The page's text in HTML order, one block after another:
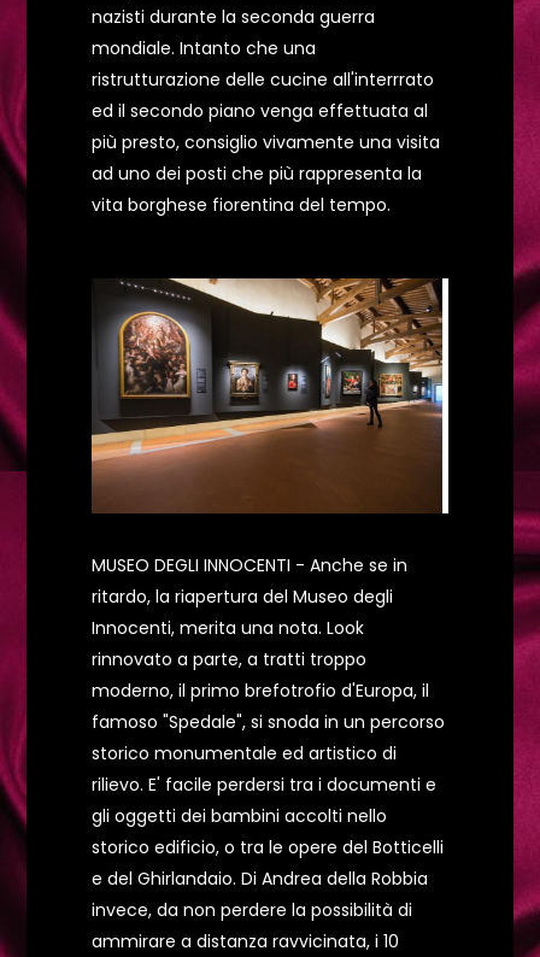
nazisti durante la seconda guerra
mondiale. Intanto che una
ristrutturazione delle cucine all'interrrato
ed il secondo piano venga effettuata al
più presto, consiglio vivamente una visita
ad uno dei posti che più rappresenta la
vita borghese fiorentina del tempo.
MUSEO DEGLI INNOCENTI - Anche se in
ritardo, la riapertura del Museo degli
Innocenti, merita una nota. Look
rinnovato a parte, a tratti troppo
moderno, il primo brefotrofio d'Europa, il
famoso "Spedale", si snoda in un percorso
storico monumentale ed artistico di
rilievo. E' facile perdersi tra i documenti e
gli oggetti dei bambini accolti nello
storico edificio, o tra le opere del Botticelli
e del Ghirlandaio. Di Andrea della Robbia
invece, da non perdere la possibilità di
ammirare a distanza ravvicinata, i 10